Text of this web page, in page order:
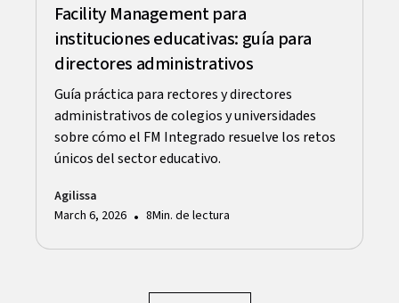
Facility Management para
instituciones educativas: guía para
directores administrativos
Guía práctica para rectores y directores
administrativos de colegios y universidades
sobre cómo el FM Integrado resuelve los retos
únicos del sector educativo.
Agilissa
March 6, 2026 • 8Min. de lectura